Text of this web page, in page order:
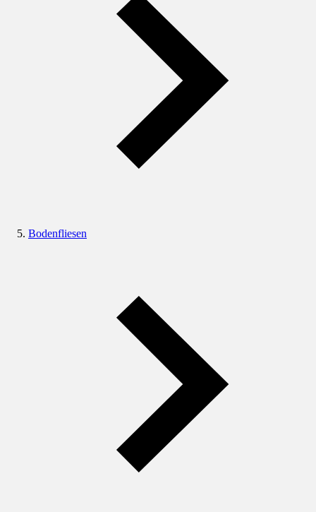
Bodenfliesen